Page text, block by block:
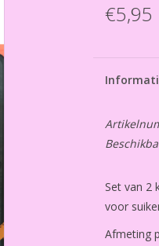
€5,95
Set van 2
voor
Afmeting